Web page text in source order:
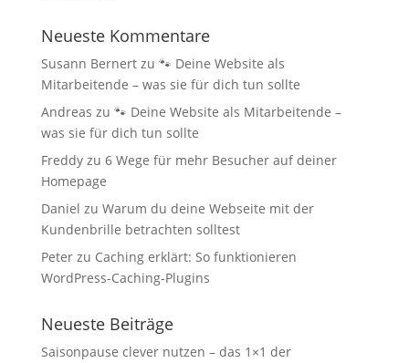
Neueste Kommentare
Susann Bernertzu 🐾 Deine Website als
Mitarbeitende – was sie für dich tun sollte
Andreas zu 🐾 Deine Website als Mitarbeitende –
was sie für dich tun sollte
Freddyzu 6 Wege für mehr Besucher auf deiner
Homepage
Daniel zu Warum du deine Webseite mit der
Kundenbrille betrachten solltest
Peterzu Caching erklärt: So funktionieren
WordPress-Caching-Plugins
Neueste Beiträge
Saisonpause clever nutzen – das 1×1 der